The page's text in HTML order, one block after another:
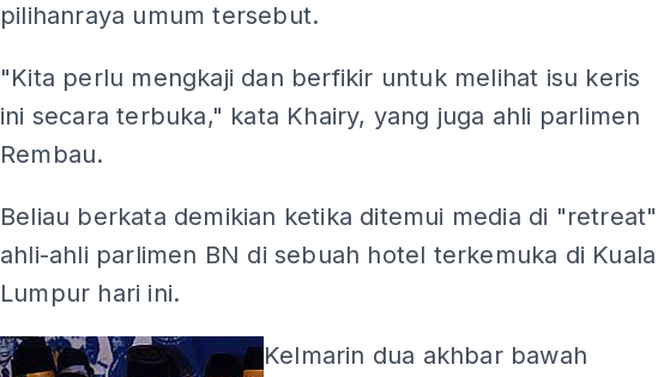
pilihanraya umum tersebut.
"Kita perlu mengkaji dan berfikir untuk melihat isu keris
ini secara terbuka," kata Khairy, yang juga ahli parlimen
Rembau.
Beliau berkata demikian ketika ditemui media di "retreat"
ahli-ahli parlimen BN di sebuah hotel terkemuka di Kuala
Lumpur hari ini.
Kelmarin dua akhbar bawah